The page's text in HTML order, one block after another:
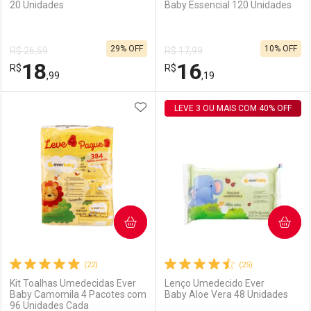
Comprar sem Desconto
Por R$ 39,99/cada
Comprar sem Desconto
Por R$ 39,99/cada
Comprar sem Desconto
Por R$ 39,99/cada
Comprar sem Desconto
Por R$ 39,99/cada
20 Unidades
R$ 26,59
R$18,99
29% OFF
FECHAR
Laboratório
FECHAR
Por Menos
Baby Essencial 120 Unidades
R$ 17,99
R$16,19
10% OFF
(22)
Kit Toalhas Umedecidas Ever
Baby Camomila 4 Pacotes com
96 Unidades Cada
ADICIONAR AOS FAVORITOS
COMPRAR
(25)
Lenço Umedecido Ever
Baby Aloe Vera 48 Unidades
LEVE 3 OU MAIS COM 40% OFF
COMPRAR